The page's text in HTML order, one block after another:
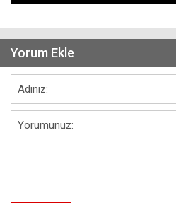
Yorum Ekle